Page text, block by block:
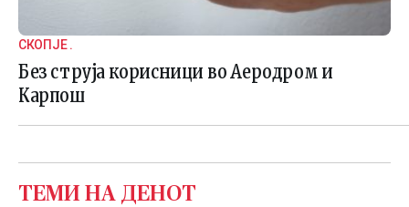
СКОПЈЕ .
Без струја корисници во Аеродром и
Карпош
ТЕМИ НА ДЕНОТ